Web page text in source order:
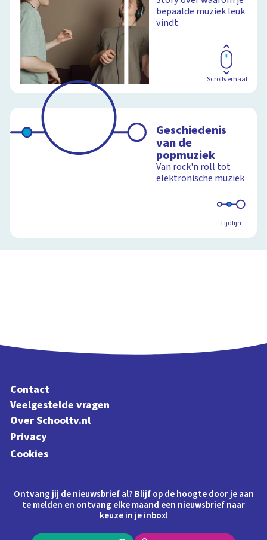
bepaalde muziek leuk
vindt
Scrollverhaal
Geschiedenis
van de
popmuziek
Van rock'n roll tot
elektronische muziek
Tijdlijn
Contact
Veelgestelde vragen
Over Schooltv.nl
Privacy
Cookies
Ontvang jij de nieuwsbrief al? Blijf op de hoogte door je aan
te melden en ontvang elke maand een nieuwsbrief naar
keuze in je inbox!